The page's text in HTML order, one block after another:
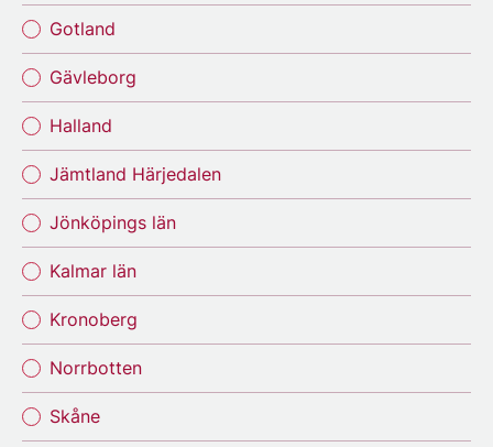
Gotland
Gävleborg
Halland
Jämtland Härjedalen
Jönköpings län
Kalmar län
Kronoberg
Norrbotten
Skåne